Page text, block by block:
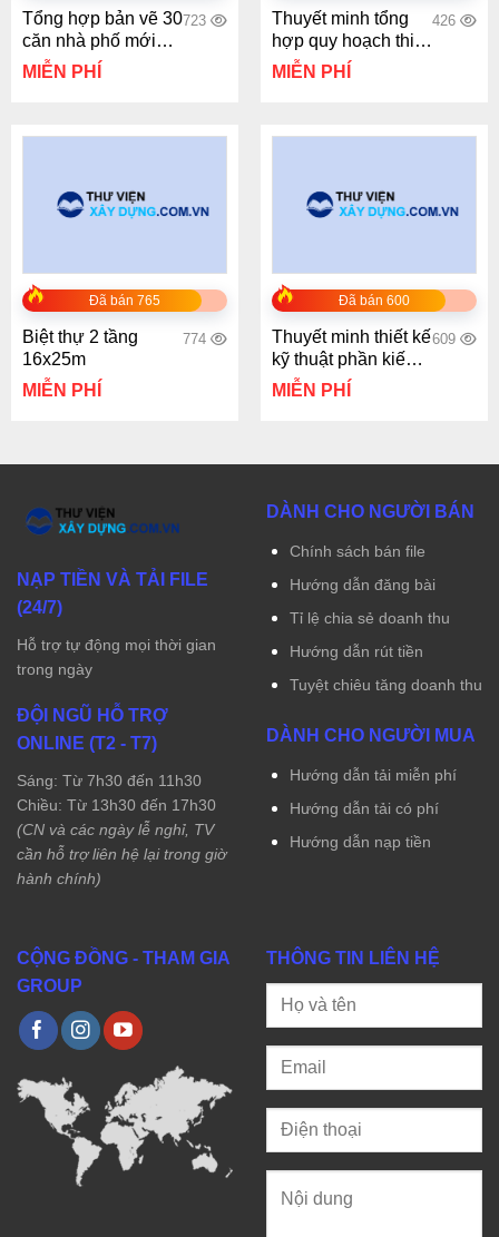
Tổng hợp bản vẽ 30
căn nhà phố mới
nhất
723
MIỄN PHÍ
Thuyết minh tổng
hợp quy hoạch thi
tiết 1/500
426
MIỄN PHÍ
Đã bán 765
Biệt thự 2 tầng
16x25m
774
MIỄN PHÍ
Đã bán 600
Thuyết minh thiết kế
kỹ thuật phần kiến
trúc Tòa nhà Văn
609
MIỄN PHÍ
NẠP TIỀN VÀ TẢI FILE
(24/7)
Hỗ trợ tự động mọi thời gian
trong ngày
ĐỘI NGŨ HỖ TRỢ
ONLINE (T2 - T7)
Sáng: Từ 7h30 đến 11h30
Chiều: Từ 13h30 đến 17h30
(CN và các ngày lễ nghỉ, TV
cần hỗ trợ liên hệ lại trong giờ
hành chính)
DÀNH CHO NGƯỜI BÁN
Chính sách bán file
Hướng dẫn đăng bài
Tỉ lệ chia sẻ doanh thu
Hướng dẫn rút tiền
Tuyệt chiêu tăng doanh thu
DÀNH CHO NGƯỜI MUA
Hướng dẫn tải miễn phí
Hướng dẫn tải có phí
Hướng dẫn nạp tiền
CỘNG ĐỒNG - THAM GIA
GROUP
THÔNG TIN LIÊN HỆ